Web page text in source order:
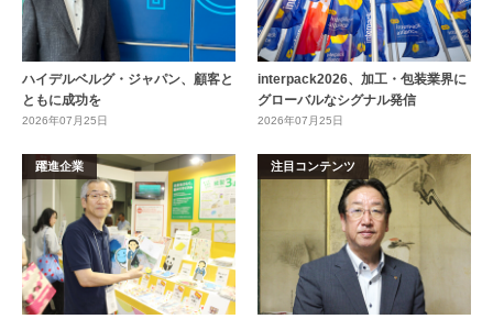
ハイデルベルグ・ジャパン、顧客と
ともに成功を
2026年07月25日
interpack2026、加工・包装業界に
グローバルなシグナル発信
2026年07月25日
躍進企業 注目コンテンツ